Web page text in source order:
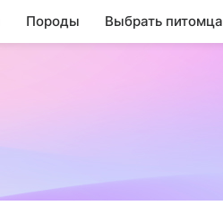
Породы Выбрать питомца